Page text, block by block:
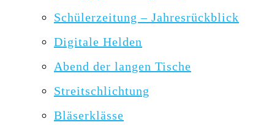
Schülerzeitung – Jahresrückblick
Digitale Helden
Abend der langen Tische
Streitschlichtung
Bläserklässe